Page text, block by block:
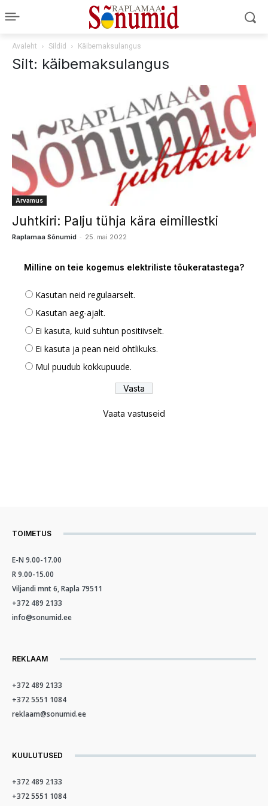
Avaleht Sildid Käibemaksulangus
Silt: käibemaksulangus
Arvamus
Juhtkiri: Palju tühja kära eimillestki
Raplamaa Sõnumid - 25. mai 2022
Milline on teie kogemus elektriliste tõukeratastega?
Kasutan neid regulaarselt.
Kasutan aeg-ajalt.
Ei kasuta, kuid suhtun positiivselt.
Ei kasuta ja pean neid ohtlikuks.
Mul puudub kokkupuude.
Vaata vastuseid
TOIMETUS
E-N 9.00-17.00
R 9.00-15.00
Viljandi mnt 6, Rapla 79511
+372 489 2133
info@sonumid.ee
REKLAAM
+372 489 2133
+372 5551 1084
reklaam@sonumid.ee
KUULUTUSED
+372 489 2133
+372 5551 1084